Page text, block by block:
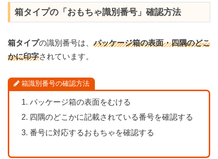
箱タイプの「おもちゃ識別番号」確認方法
箱タイプの識別番号は、パッケージ箱の表面・四隅のどこ
かに印字されています。
箱識別番号の確認方法
パッケージ箱の表面をむける
四隅のどこかに記載されている番号を確認する
番号に対応するおもちゃを確認する